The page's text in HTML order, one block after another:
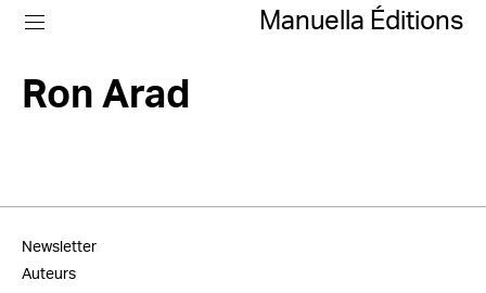
Manuella Éditions
Ron Arad
Newsletter
Auteurs